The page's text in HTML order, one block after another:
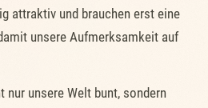
attraktiv und brauchen erst eine
unsere Aufmerksamkeit auf
nur unsere Welt bunt, sondern